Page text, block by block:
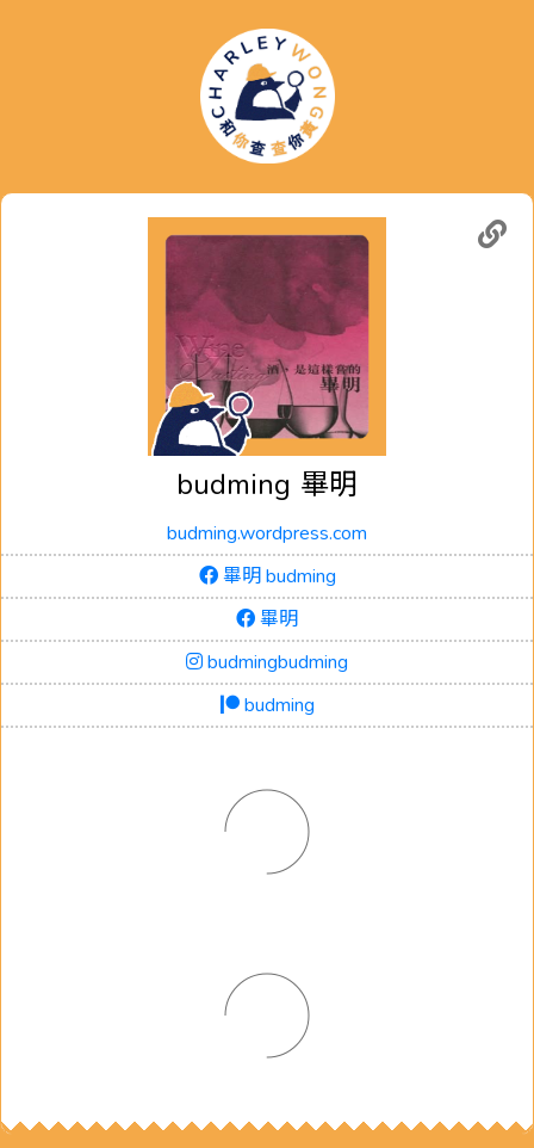
budming 畢明
budming.wordpress.com
畢明 budming
畢明
budmingbudming
budming